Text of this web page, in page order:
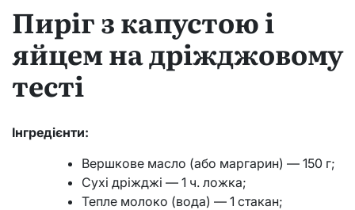
Пиріг з капустою і
яйцем на дріжджовому
тесті
Інгредієнти:
Вершкове масло (або маргарин) — 150 г;
Сухі дріжджі — 1 ч. ложка;
Тепле молоко (вода) — 1 стакан;